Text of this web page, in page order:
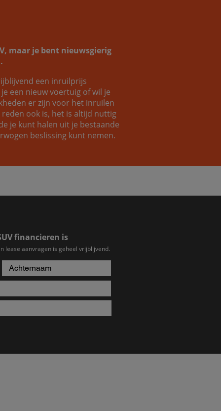
Coen
maar je bent nieuwsgierig
een inruilprijs
een nieuw voertuig of wil je
er zijn voor het inruilen
ook is, het is altijd nuttig
je kunt halen uit je bestaande
beslissing kunt nemen.
financieren is
lease aanvragen is geheel vrijblijvend.